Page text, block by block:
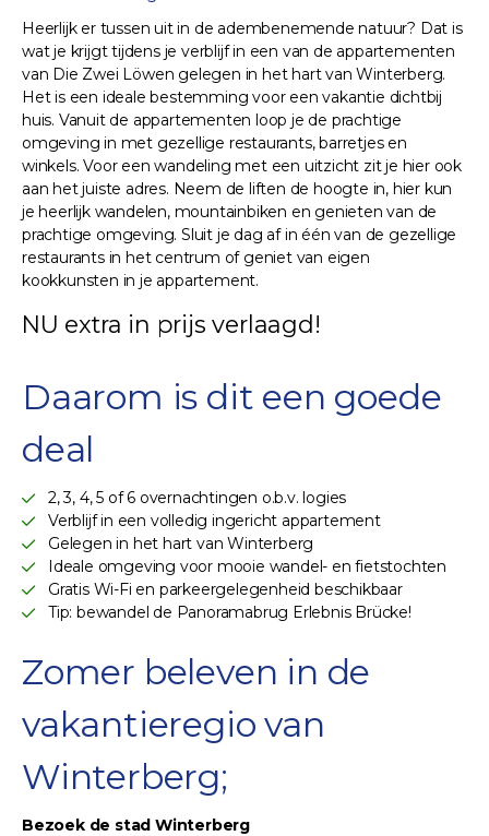
Heerlijk er tussen uit in de adembenemende natuur? Dat is
wat je krijgt tijdens je verblijf in een van de appartementen
van Die Zwei Löwen gelegen in het hart van Winterberg.
Het is een ideale bestemming voor een vakantie dichtbij
huis. Vanuit de appartementen loop je de prachtige
omgeving in met gezellige restaurants, barretjes en
winkels. Voor een wandeling met een uitzicht zit je hier ook
aan het juiste adres. Neem de liften de hoogte in, hier kun
je heerlijk wandelen, mountainbiken en genieten van de
prachtige omgeving. Sluit je dag af in één van de gezellige
restaurants in het centrum of geniet van eigen
kookkunsten in je appartement.
NU extra in prijs verlaagd!
Daarom is dit een goede
deal
2, 3, 4, 5 of 6 overnachtingen o.b.v. logies
Verblijf in een volledig ingericht appartement
Gelegen in het hart van Winterberg
Ideale omgeving voor mooie wandel- en fietstochten
Gratis Wi-Fi en parkeergelegenheid beschikbaar
Tip: bewandel de Panoramabrug Erlebnis Brücke!
Zomer beleven in de
vakantieregio van
Winterberg;
Bezoek de stad Winterberg